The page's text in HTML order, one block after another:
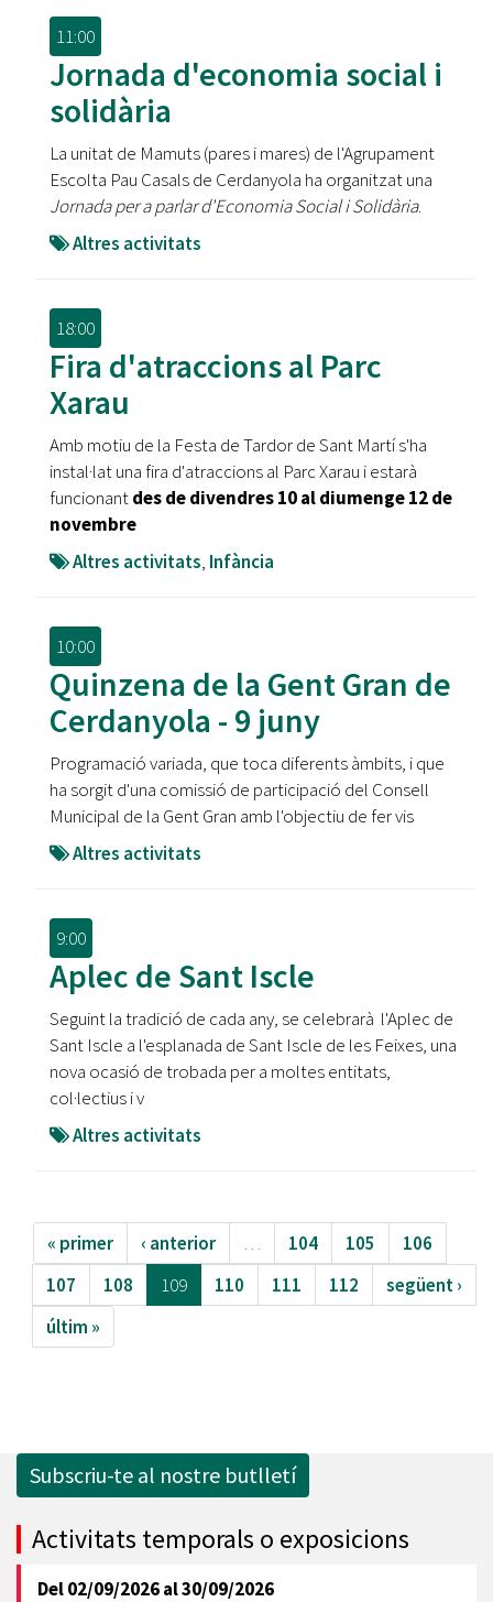
11:00
Jornada d'economia social i
solidària
La unitat de Mamuts (pares i mares) de l'Agrupament
Escolta Pau Casals de Cerdanyola ha organitzat una
Jornada per a parlar d'Economia Social i Solidària.
Altres activitats
18:00
Fira d'atraccions al Parc
Xarau
Amb motiu de la Festa de Tardor de Sant Martí s'ha
instal·lat una fira d'atraccions al Parc Xarau i estarà
funcionantdes de divendres 10 al diumenge 12 de
novembre
Altres activitats, Infància
10:00
Quinzena de la Gent Gran de
Cerdanyola - 9 juny
Programació variada, que toca diferents àmbits, i que
ha sorgit d'una comissió de participació del Consell
Municipal de la Gent Gran amb l'objectiu de fer vis
Altres activitats
9:00
Aplec de Sant Iscle
Seguint la tradició de cada any, se celebrarà l'Aplec de
Sant Iscle a l'esplanada de Sant Iscle de les Feixes, una
nova ocasió de trobada per a moltes entitats,
col·lectius i v
Altres activitats
« primer ‹ anterior … 104 105
106
107
108 109 110 111 112
següent ›
últim »
Subscriu-te al nostre butlletí
Activitats temporals o exposicions
Del02/09/2026al30/09/2026